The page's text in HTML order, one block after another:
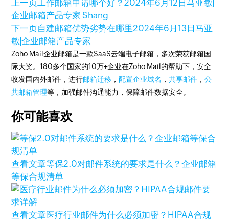
上一页工作邮箱申请哪个好？2024年6月12日马亚敏|
企业邮箱产品专家 Shang
下一页自建邮箱优势劣势在哪里2024年6月13日马亚
敏|企业邮箱产品专家
Zoho Mail企业邮箱是一款SaaS云端电子邮箱，多次荣获邮箱国
际大奖。180多个国家的10万+企业在Zoho Mail的帮助下，安全
收发国内外邮件，进行邮箱迁移 ，配置企业域名 ，共享邮件 ，公
共邮箱管理等，加强邮件沟通能力，保障邮件数据安全。
你可能喜欢
查看文章等保2.0对邮件系统的要求是什么？企业邮箱
等保合规清单
查看文章医疗行业邮件为什么必须加密？HIPAA合规